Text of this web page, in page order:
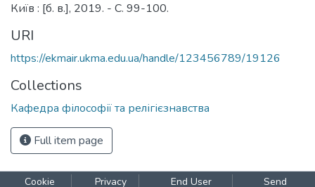
Київ : [б. в.], 2019. - С. 99-100.
URI
https://ekmair.ukma.edu.ua/handle/123456789/19126
Collections
Кафедра філософії та релігієзнавства
Full item page
Cookie Privacy End User Send